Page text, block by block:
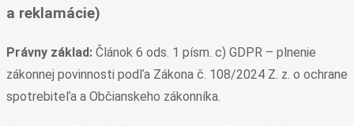
a reklamácie)
Právny základ: Článok 6 ods. 1 písm. c) GDPR – plnenie
zákonnej povinnosti podľa Zákona č. 108/2024 Z. z. o ochrane
spotrebiteľa a Občianskeho zákonníka.